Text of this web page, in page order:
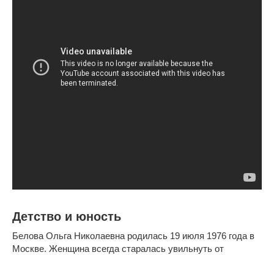
Детство и юность
Белова Ольга Николаевна родилась 19 июля 1976 года в
Москве. Женщина всегда старалась увильнуть от